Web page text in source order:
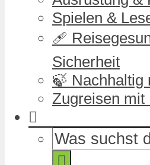
Spielen &
🩹
Sicherheit
🍃 Nachhaltig
Zugreisen mit